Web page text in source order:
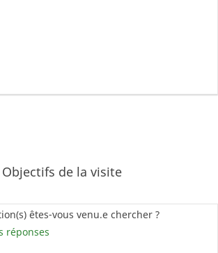
Objectifs de la visite
êtes-vous venu.e chercher ?
réponses